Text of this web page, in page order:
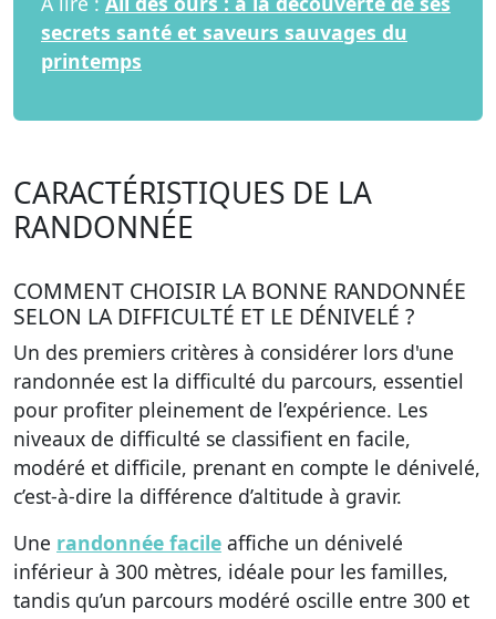
secrets santé et saveurs sauvages du
printemps
CARACTÉRISTIQUES DE LA
RANDONNÉE
COMMENT CHOISIR LA BONNE RANDONNÉE
SELON LA DIFFICULTÉ ET LE DÉNIVELÉ ?
Un des premiers critères à considérer lors d'une
randonnée est la difficulté du parcours, essentiel
pour profiter pleinement de l’expérience. Les
niveaux de difficulté se classifient en facile,
modéré et difficile, prenant en compte le dénivelé,
c’est-à-dire la différence d’altitude à gravir.
Une randonnée facile affiche un dénivelé
inférieur à 300 mètres, idéale pour les familles,
tandis qu’un parcours modéré oscille entre 300 et